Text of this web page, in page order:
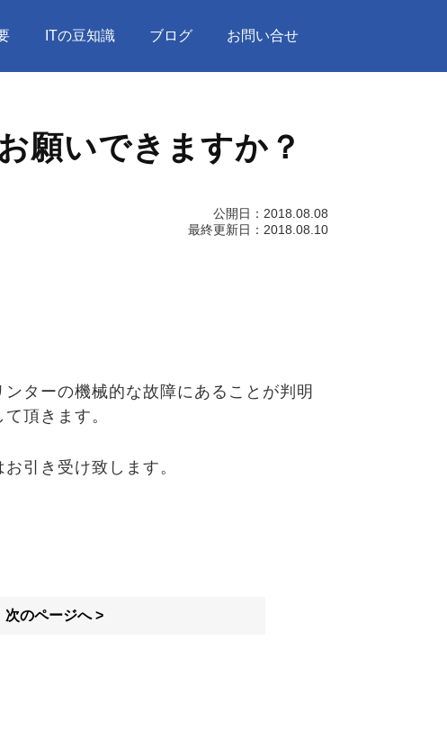
ITの豆知識 ブログ お問い合せ
願いできますか？
公開日： 2018.08.08
最終更新日： 2018.08.10
ターの機械的な故障にあることが判明
頂きます。
引き受け致します。
次のページへ >